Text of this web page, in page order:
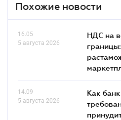
Похожие новости
16.05
5 августа 2026
НДС на
14.09
5 августа 2026
Как